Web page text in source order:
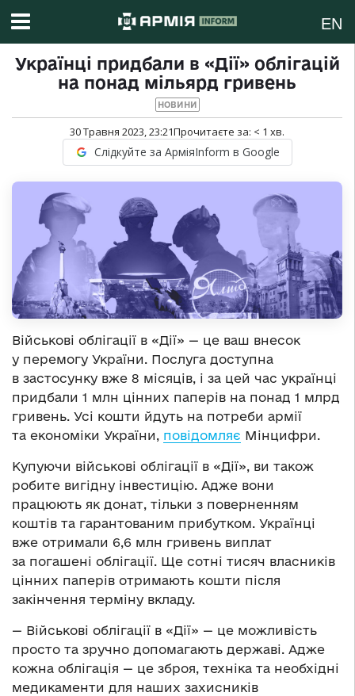
EN
Українці придбали в «Дії» облігацій
на понад мільярд гривень
НОВИНИ
30 Травня 2023, 23:21Прочитаєте за: < 1 хв.
Слідкуйте за АрміяInform в Google
Військові облігації в «Дії» — це ваш внесок
у перемогу України. Послуга доступна
в застосунку вже 8 місяців, і за цей час українці
придбали 1 млн цінних паперів на понад 1 млрд
гривень. Усі кошти йдуть на потреби армії
та економіки України, повідомляє Мінцифри.
Купуючи військові облігації в «Дії», ви також
робите вигідну інвестицію. Адже вони
працюють як донат, тільки з поверненням
коштів та гарантованим прибутком. Українці
вже отримали 6,6 млн гривень виплат
за погашені облігації. Ще сотні тисяч власників
цінних паперів отримають кошти після
закінчення терміну вкладу.
— Військові облігації в «Дії» — це можливість
просто та зручно допомагають державі. Адже
кожна облігація — це зброя, техніка та необхідні
медикаменти для наших захисників